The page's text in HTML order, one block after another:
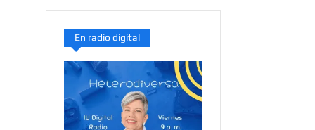
En radio digital